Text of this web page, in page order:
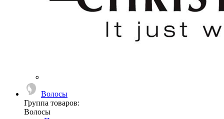
Волосы
Группа товаров:
Волосы